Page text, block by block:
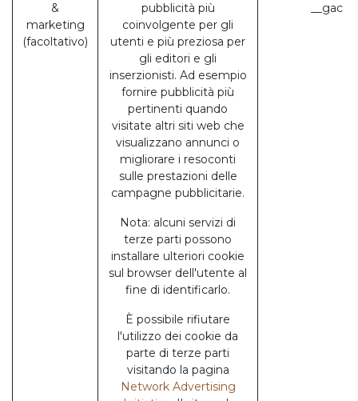
&
marketing
(facoltativo)
pubblicità più
coinvolgente per gli
utenti e più preziosa per
gli editori e gli
inserzionisti. Ad esempio
fornire pubblicità più
pertinenti quando
visitate altri siti web che
visualizzano annunci o
migliorare i resoconti
sulle prestazioni delle
campagne pubblicitarie.
Nota: alcuni servizi di
terze parti possono
installare ulteriori cookie
sul browser dell'utente al
fine di identificarlo.
È possibile rifiutare
l'utilizzo dei cookie da
parte di terze parti
visitando la pagina
Network Advertising
__gac